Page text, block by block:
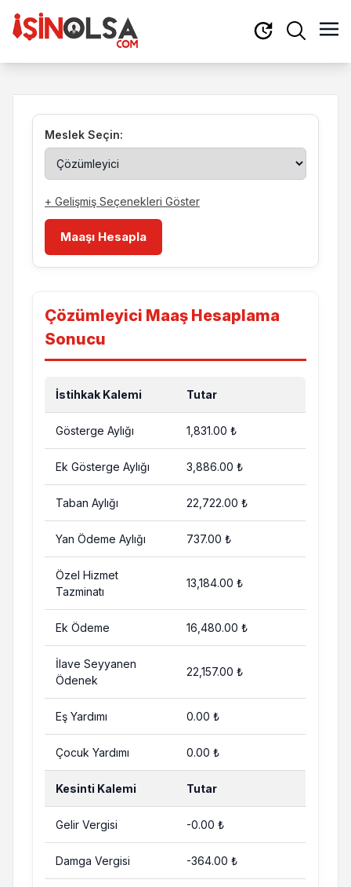
Meslek Seçin:
+ Gelişmiş Seçenekleri Göster
Maaşı Hesapla
Çözümleyici Maaş Hesaplama
Sonucu
İstihkak Kalemi Tutar
Gösterge Aylığı 1,831.00 ₺
Ek Gösterge Aylığı 3,886.00 ₺
Taban Aylığı 22,722.00 ₺
Yan Ödeme Aylığı 737.00 ₺
Özel Hizmet
Tazminatı
13,184.00 ₺
Ek Ödeme 16,480.00 ₺
İlave Seyyanen
Ödenek
22,157.00 ₺
Eş Yardımı 0.00 ₺
Çocuk Yardımı 0.00 ₺
Kesinti Kalemi Tutar
Gelir Vergisi -0.00 ₺
Damga Vergisi -364.00 ₺